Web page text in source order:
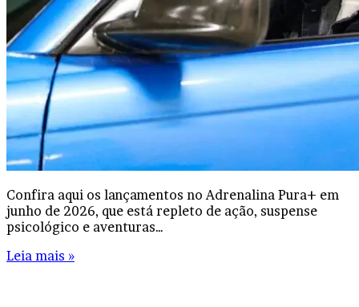
Confira aqui os lançamentos no Adrenalina Pura+ em
junho de 2026, que está repleto de ação, suspense
psicológico e aventuras…
Leia mais »